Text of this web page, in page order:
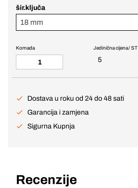
šir.ključa
18 mm
Jedinična cijena / ST
5
Komada
Dostava u roku od 24 do 48 sati
Garancija i zamjena
Sigurna Kupnja
Recenzije